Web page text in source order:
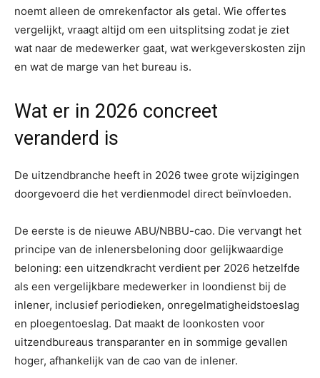
noemt alleen de omrekenfactor als getal. Wie offertes
vergelijkt, vraagt altijd om een uitsplitsing zodat je ziet
wat naar de medewerker gaat, wat werkgeverskosten zijn
en wat de marge van het bureau is.
Wat er in 2026 concreet
veranderd is
De uitzendbranche heeft in 2026 twee grote wijzigingen
doorgevoerd die het verdienmodel direct beïnvloeden.
De eerste is de nieuwe ABU/NBBU-cao. Die vervangt het
principe van de inlenersbeloning door gelijkwaardige
beloning: een uitzendkracht verdient per 2026 hetzelfde
als een vergelijkbare medewerker in loondienst bij de
inlener, inclusief periodieken, onregelmatigheidstoeslag
en ploegentoeslag. Dat maakt de loonkosten voor
uitzendbureaus transparanter en in sommige gevallen
hoger, afhankelijk van de cao van de inlener.